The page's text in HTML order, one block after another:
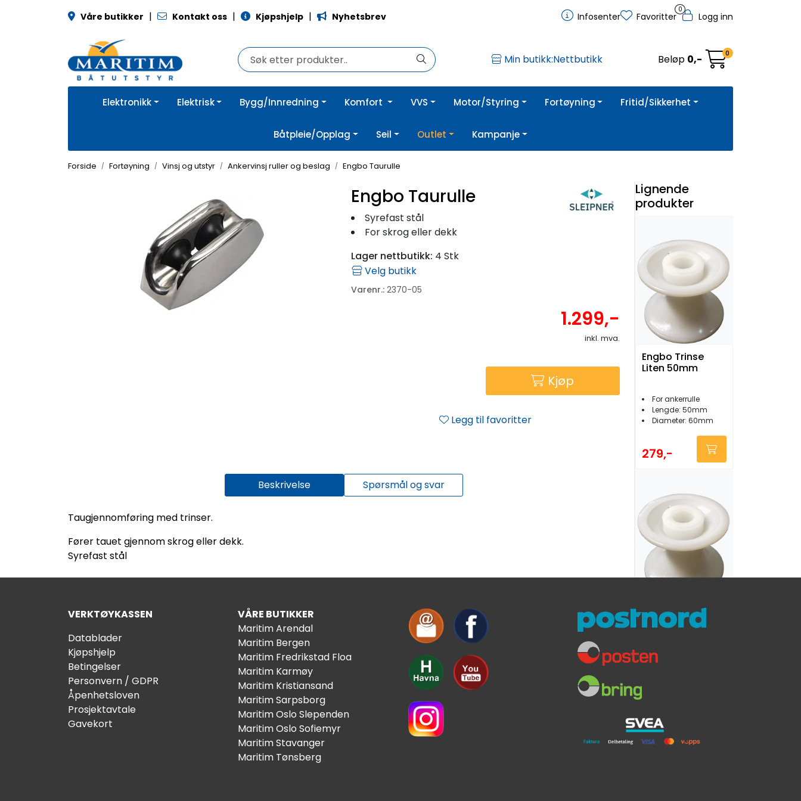
Våre butikker | Kontakt oss | Kjøpshjelp | Nyhetsbrev Infosenter
0
Favoritter Logg inn
Min butikk:Nettbutikk Beløp 0,- 0
Elektronikk Elektrisk Bygg/Innredning Komfort VVS Motor/Styring Fortøyning Fritid/Sikkerhet
Båtpleie/Opplag Seil Outlet Kampanje
Forside Fortøyning Vinsj og utstyr Ankervinsj ruller og beslag Engbo Taurulle
Engbo Taurulle
Syrefast stål
For skrog eller dekk
Lager nettbutikk: 4 Stk
Velg butikk
Varenr.: 2370-05
1.299,-
inkl. mva.
Kjøp
Legg til favoritter
Beskrivelse Spørsmål og svar
Taugjennomføring med trinser.
Fører tauet gjennom skrog eller dekk.
Syrefast stål
Lignende
produkter
Engbo Trinse
Liten 50mm
For ankerrulle
Lengde: 50mm
Diameter: 60mm
279,-
Engbo Trinse Stor
70mm
For ankerrulle
Lengde: 70mm
VERKTØYKASSEN
Datablader
Kjøpshjelp
Betingelser
Personvern / GDPR
Åpenhetsloven
Prosjektavtale
Gavekort
VÅRE BUTIKKER
Maritim Arendal
Maritim Bergen
Maritim Fredrikstad Floa
Maritim Karmøy
Maritim Kristiansand
Maritim Sarpsborg
Maritim Oslo Slependen
Maritim Oslo Sofiemyr
Maritim Stavanger
Maritim Tønsberg